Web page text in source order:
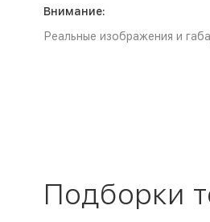
Внимание:
Реальные изображения и
Подборки